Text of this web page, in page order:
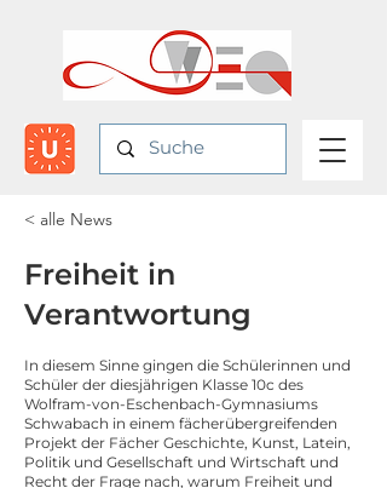
< alle News
Freiheit in
Verantwortung
In diesem Sinne gingen die Schülerinnen und
Schüler der diesjährigen Klasse 10c des
Wolfram-von-Eschenbach-Gymnasiums
Schwabach in einem fächerübergreifenden
Projekt der Fächer Geschichte, Kunst, Latein,
Politik und Gesellschaft und Wirtschaft und
Recht der Frage nach, warum Freiheit und